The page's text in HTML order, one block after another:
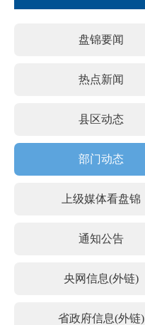
盘锦要闻
热点新闻
县区动态
部门动态
上级媒体看盘锦
通知公告
央网信息(外链)
省政府信息(外链)